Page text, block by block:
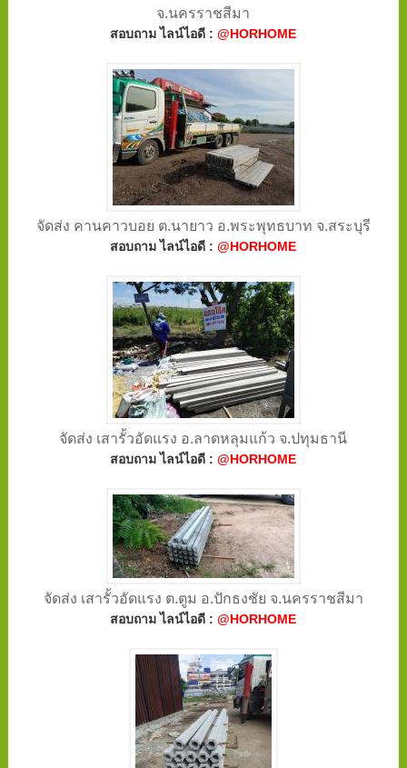
จ.นครราชสีมา
สอบถาม ไลน์ไอดี :@HORHOME
จัดส่ง คานคาวบอย ต.นายาว อ.พระพุทธบาท จ.สระบุรี
สอบถาม ไลน์ไอดี :@HORHOME
จัดส่ง เสารั้วอัดแรง อ.ลาดหลุมแก้ว จ.ปทุมธานี
สอบถาม ไลน์ไอดี :@HORHOME
จัดส่ง เสารั้วอัดแรง ต.ตูม อ.ปักธงชัย จ.นครราชสีมา
สอบถาม ไลน์ไอดี :@HORHOME